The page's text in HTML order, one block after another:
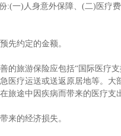
一)人身意外保障、(二)医疗
约定的金额。
旅游保险应包括“国际医疗支
医疗运送或送返原居地等。大
旅途中因疾病而带来的医疗支
的经济损失。